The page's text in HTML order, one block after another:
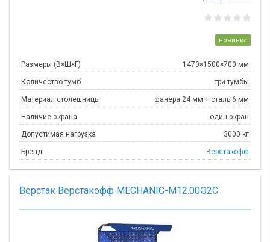
новинка
Размеры (В×Ш×Г) 1470×1500×700 мм
Количество тумб три тумбы
Материал столешницы фанера 24 мм + сталь 6 мм
Наличие экрана один экран
Допустимая нагрузка 3000 кг
Бренд Верстакофф
Верстак Верстакофф MECHANIC-М12.00Э2С